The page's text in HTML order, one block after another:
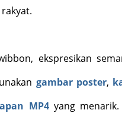
ekspresikan
gambar poster,
MP4yang menarik.